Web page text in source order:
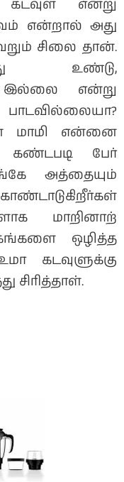
என்று
என்றால் அது
சிலை தான்.
உண்டு,
என்று
மாமி என்னை
கண்டபடி பேர்
அத்தையும்
மாறினாற்
ஒழித்த
கடவுளுக்கு
சிரித்தாள்.